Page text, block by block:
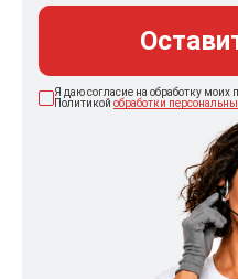
Я даю согласие на обработку моих
Политикой обработки